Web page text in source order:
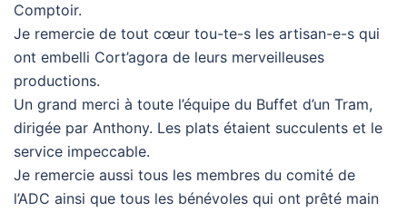
Comptoir.
Je remercie de tout cœur tou-te-s les artisan-e-s qui
ont embelli Cort’agora de leurs merveilleuses
productions.
Un grand merci à toute l’équipe du Buffet d’un Tram,
dirigée par Anthony. Les plats étaient succulents et le
service impeccable.
Je remercie aussi tous les membres du comité de
l’ADC ainsi que tous les bénévoles qui ont prêté main